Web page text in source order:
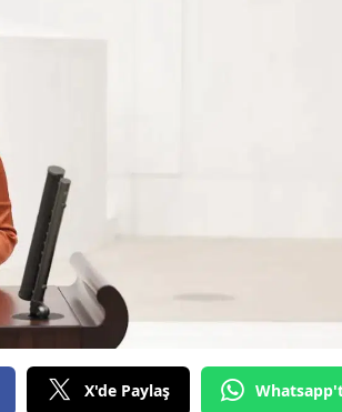
X'de Paylaş